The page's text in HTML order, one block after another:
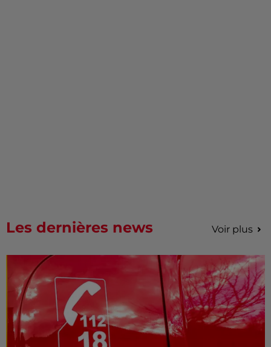
Les dernières news Voir plus